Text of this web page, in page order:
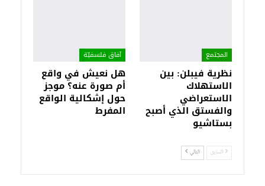
المجتمع
نظرية فيبلن: بين
الاستهلاك
الاستعراضي
والفستق الذي أصبح
بستاشيو
آفاق فلسفيّة‎
هل نعيش في واقع
أم صورة عنه؟ موجز
حول إشكالية الواقع
المفرط
السابق التالي